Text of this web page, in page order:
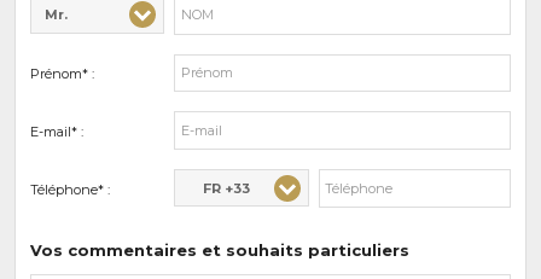
Civilité* :
Mr.
Nom* :
Prénom* :
E-mail* :
Téléphone* : FR +33
Vos commentaires et souhaits particuliers